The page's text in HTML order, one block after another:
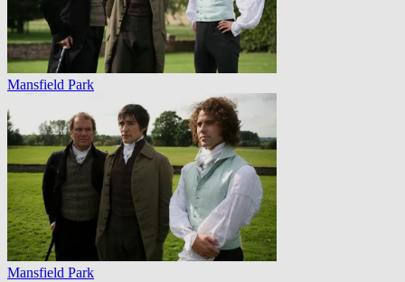
Mansfield Park
Mansfield Park